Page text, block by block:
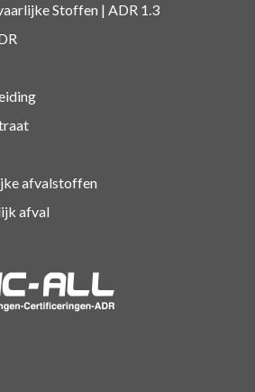
Stoffen | ADR 1.3
afvalstoffen
afval